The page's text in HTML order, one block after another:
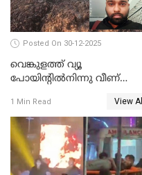
Posted On 30-12-2025
വെങ്കുളത്ത് വ്യൂ
പോയിന്റിൽനിന്നു വീണ്
1 Min Read View All